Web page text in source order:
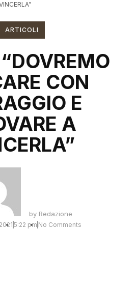
ARTICOLI
CON
E
A
byRedazione
5:22 pm No Comments